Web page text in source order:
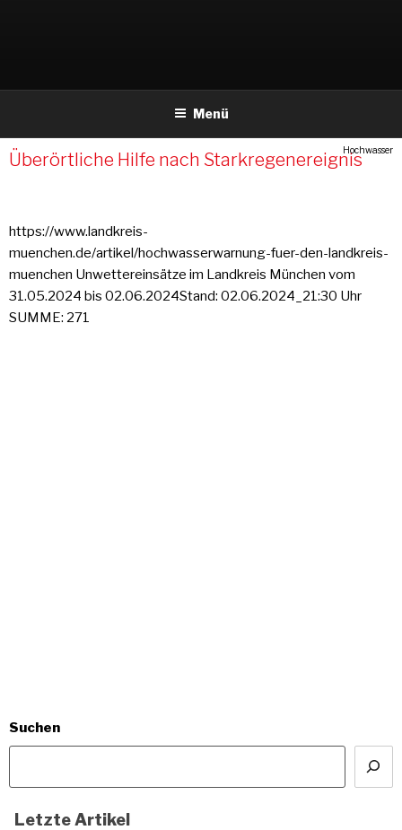
Menü
Hochwasser
Überörtliche Hilfe nach Starkregenereignis
https://www.landkreis-
muenchen.de/artikel/hochwasserwarnung-fuer-den-landkreis-
muenchen Unwettereinsätze im Landkreis München vom
31.05.2024 bis 02.06.2024Stand: 02.06.2024_21:30 Uhr
SUMME: 271
Suchen
Letzte Artikel